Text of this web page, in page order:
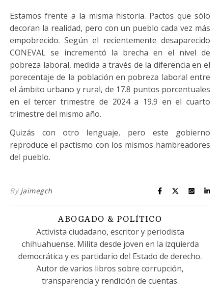
Estamos frente a la misma historia. Pactos que sólo
decoran la realidad, pero con un pueblo cada vez más
empobrecido. Según el recientemente desaparecido
CONEVAL se incrementó la brecha en el nivel de
pobreza laboral, medida a través de la diferencia en el
porecentaje de la población en pobreza laboral entre
el ámbito urbano y rural, de 17.8 puntos porcentuales
en el tercer trimestre de 2024 a 19.9 en el cuarto
trimestre del mismo año.
Quizás con otro lenguaje, pero este gobierno
reproduce el pactismo con los mismos hambreadores
del pueblo.
By jaimegch
ABOGADO & POLÍTICO
Activista ciudadano, escritor y periodista
chihuahuense. Milita desde joven en la izquierda
democrática y es partidario del Estado de derecho.
Autor de varios libros sobre corrupción,
transparencia y rendición de cuentas.